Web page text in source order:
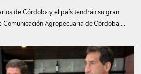
de Córdoba y el país tendrán su gran
Comunicación Agropecuaria de Córdoba,...